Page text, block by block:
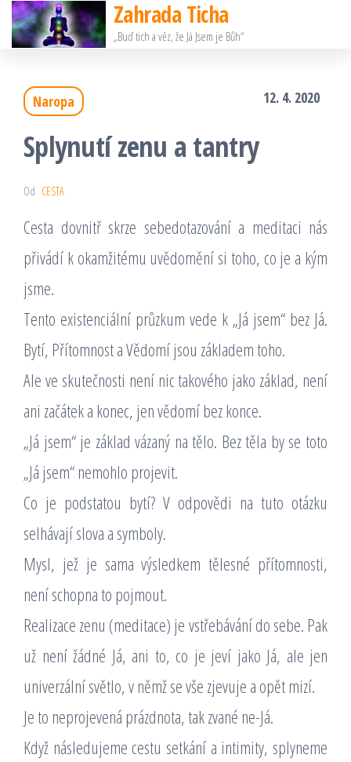
Přeskočit
na
Zahrada Ticha
„Buď tich a věz, že Já Jsem je Bůh“
Naropa 12. 4. 2020
Splynutí zenu a tantry
Od CESTA
Cesta dovnitř skrze sebedotazování a meditaci nás
přivádí k okamžitému uvědomění si toho, co je a kým
jsme.
Tento existenciální průzkum vede k „Já jsem“ bez Já.
Bytí, Přítomnost a Vědomí jsou základem toho.
Ale ve skutečnosti není nic takového jako základ, není
ani začátek a konec, jen vědomí bez konce.
„Já jsem“ je základ vázaný na tělo. Bez těla by se toto
„Já jsem“ nemohlo projevit.
Co je podstatou bytí? V odpovědi na tuto otázku
selhávají slova a symboly.
Mysl, jež je sama výsledkem tělesné přítomnosti,
není schopna to pojmout.
Realizace zenu (meditace) je vstřebávání do sebe. Pak
už není žádné Já, ani to, co je jeví jako Já, ale jen
univerzální světlo, v němž se vše zjevuje a opět mizí.
Je to neprojevená prázdnota, tak zvané ne-Já.
Když následujeme cestu setkání a intimity, splyneme